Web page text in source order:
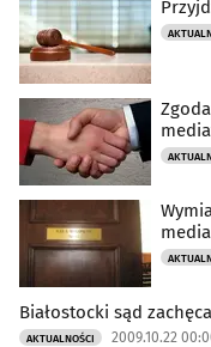
Białostocki sąd
AKTUALNOŚCI 2009.10.22